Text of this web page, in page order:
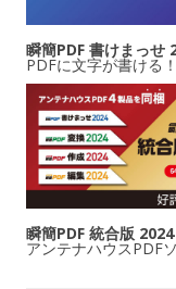
瞬簡PDF 書けまっせ
PDFに文字が書ける
瞬簡PDF 統合版 2024
アンテナハウスPDF